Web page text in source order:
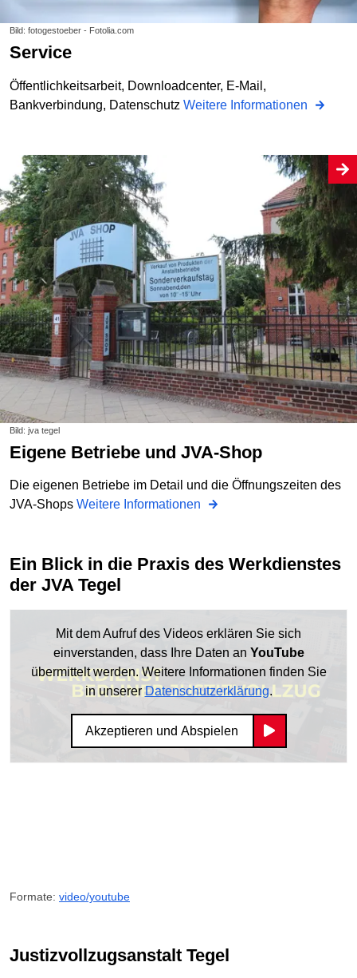
Bild: fotogestoeber - Fotolia.com
Service
Öffentlichkeitsarbeit, Downloadcenter, E-Mail,
Bankverbindung, Datenschutz Weitere Informationen
Bild: jva tegel
Eigene Betriebe und JVA-Shop
Die eigenen Betriebe im Detail und die Öffnungszeiten des
JVA-Shops Weitere Informationen
Ein Blick in die Praxis des Werkdienstes
der JVA Tegel
Mit dem Aufruf des Videos erklären Sie sich
einverstanden, dass Ihre Daten an YouTube
übermittelt werden. Weitere Informationen finden Sie
in unsererDatenschutzerklärung.
Akzeptieren und Abspielen
Formate: video/youtube
Justizvollzugsanstalt Tegel